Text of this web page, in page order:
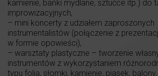
kamienie, bańki mydlane, sztućce itp.) do
improwizacyjnych,
– mini koncerty z udziałem zaproszonych
instrumentalistów (połączenie z
w formie opowieści),
– warsztaty plastyczne – tworzenie
instrumentów z wykorzystaniem
typu folia, słomki, kamienie, piasek,